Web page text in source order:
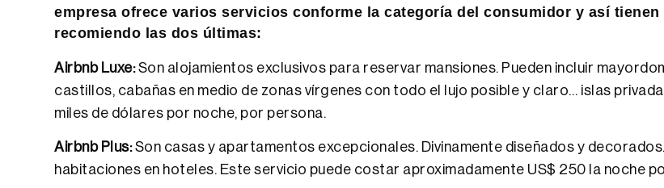
empresa ofrece varios servicios conforme la categoría del consumidor y así
recomiendo las dos últimas:
Airbnb Luxe:Son alojamientos exclusivos para reservar mansiones. Pueden incluir
castillos, cabañas en medio de zonas vírgenes con todo el lujo posible y claro… islas
miles de dólares por noche, por persona.
Airbnb Plus:Son casas y apartamentos excepcionales. Divinamente diseñados y
habitaciones en hoteles. Este servicio puede costar aproximadamente US$ 250 la noche